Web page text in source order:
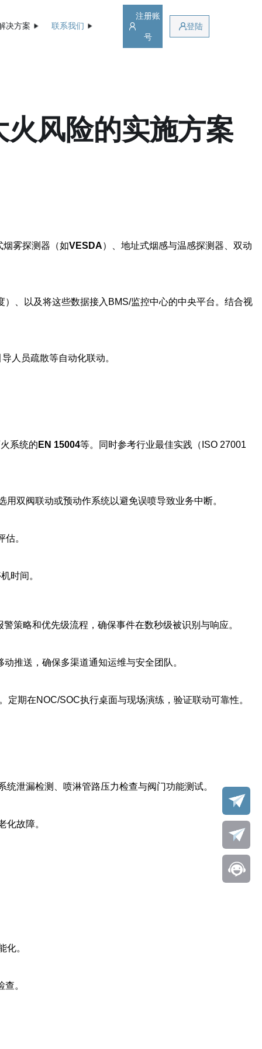
决方案 联系我们
注册账
号
登陆
风险的实施方案
烟雾探测器（如VESDA）、地址式烟感与温感探测器、双动
、以及将这些数据接入BMS/监控中心的中央平台。结合视
人员疏散等自动化联动。
系统的 EN 15004等。同时参考行业最佳实践（ISO 27001
双阀联动或预动作系统以避免误喷导致业务中断。
。
时间。
策略和优先级流程，确保事件在数秒级被识别与响应。
推送，确保多渠道通知运维与安全团队。
期在NOC/SOC执行桌面与现场演练，验证联动可靠性。
泄漏检测、喷淋管路压力检查与阀门功能测试。
化故障。
化。
。